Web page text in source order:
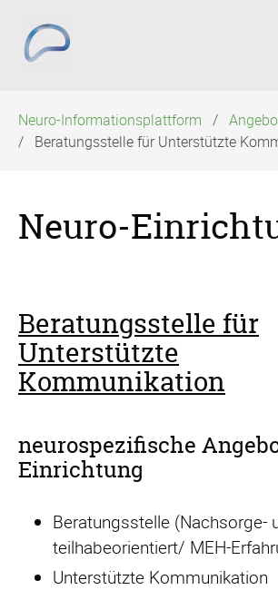
überspringen
Neuro-Informationsplattform
Beratungsstelle für Unterstützte
Neuro-
Beratungsstelle für
Unterstützte
Kommunikation
neurospezifische
Einrichtung
Beratungsstelle (Nachsorge-
teilhabeorientiert/ MEH-
Unterstützte Kommunikation